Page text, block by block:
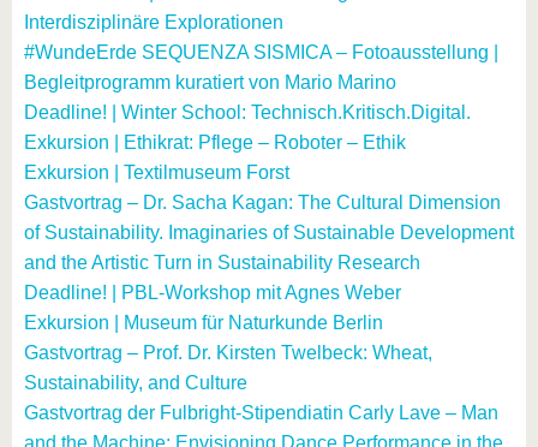
Interdisziplinäre Explorationen
#WundeErde SEQUENZA SISMICA – Fotoausstellung |
Begleitprogramm kuratiert von Mario Marino
Deadline! | Winter School: Technisch.Kritisch.Digital.
Exkursion | Ethikrat: Pflege – Roboter – Ethik
Exkursion | Textilmuseum Forst
Gastvortrag – Dr. Sacha Kagan: The Cultural Dimension
of Sustainability. Imaginaries of Sustainable Development
and the Artistic Turn in Sustainability Research
Deadline! | PBL-Workshop mit Agnes Weber
Exkursion | Museum für Naturkunde Berlin
Gastvortrag – Prof. Dr. Kirsten Twelbeck: Wheat,
Sustainability, and Culture
Gastvortrag der Fulbright-Stipendiatin Carly Lave – Man